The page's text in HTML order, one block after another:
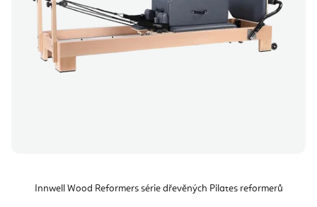
Innwell Wood Reformers série dřevěných Pilates reformerů